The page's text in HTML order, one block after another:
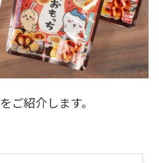
をご紹介します。